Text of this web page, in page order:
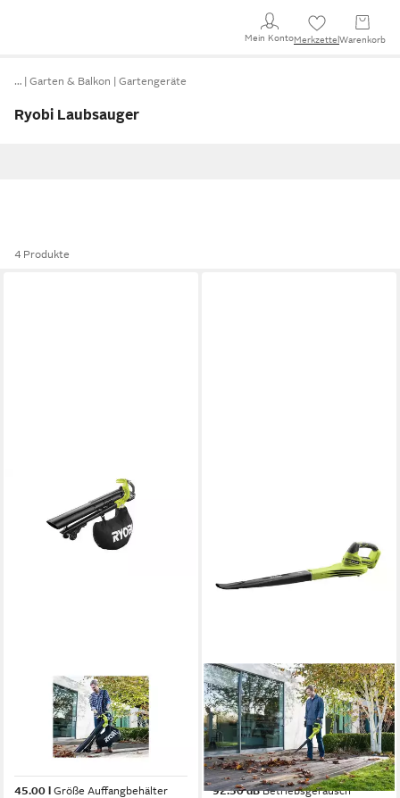
Mein KontoMerkzettel Warenkorb
… Garten & Balkon Gartengeräte
Ryobi Laubsauger
4 Produkte
Akku-Laubbläser Akku-
Laubbläser & Laubsauger
ONE+ 18 V, inkl Laubfangsack,
45.00 l
Größe Auffangbehälter
RYOBI
Akku-Laubbläser Akku-
Laubgebläse ONE+ 18 V,
Laubbläser ohne Akku &
Ladegerät, OBL1820S
92.50 dB Betriebsgeräusch